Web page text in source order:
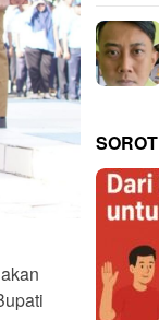
SOROT